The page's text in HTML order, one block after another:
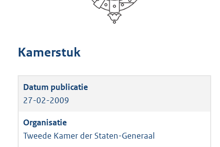
Kamerstuk
27-02-2009
Tweede Kamer der Staten-Generaal